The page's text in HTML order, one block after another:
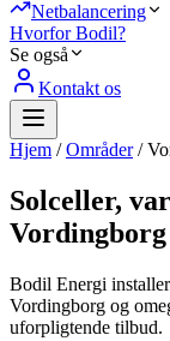
Netbalancering
Hvorfor Bodil?
Se også
Kontakt os
Hjem / Områder /
Solceller,
Vordingborg
Bodil Energi
Vordingborg og
uforpligtende tilbud.